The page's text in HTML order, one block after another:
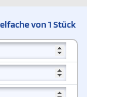
von 1 Stück